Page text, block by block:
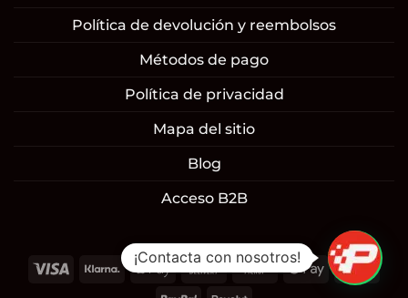
Política de devolución y reembolsos
Métodos de pago
Política de privacidad
Mapa del sitio
Blog
Acceso B2B
Visa Klarna
Apple
Cash
Cash
Google
Pay
¡Contacta con nosotros!